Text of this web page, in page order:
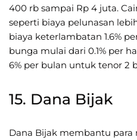
400 rb sampai Rp 4 juta.
seperti biaya pelunasan
biaya keterlambatan 1.6%
bunga mulai dari 0.1% per
6% per bulan untuk tenor 2
15. Dana Bijak
Dana Bijak membantu para